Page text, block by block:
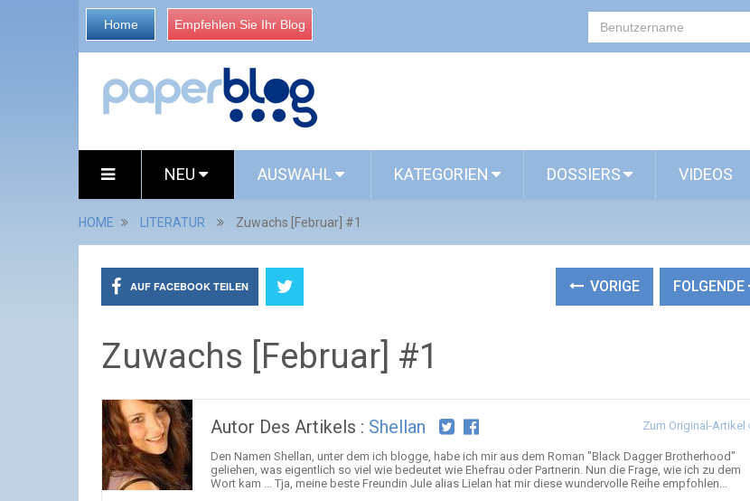
Home Empfehlen Sie Ihr Blog
NEU AUSWAHL KATEGORIEN DOSSIERS VIDEOS
HOME LITERATUR Zuwachs [Februar] #1
AUF FACEBOOK TEILEN VORIGE FOLGENDE
Zuwachs [Februar] #1
Autor Des Artikels : Shellan Zum Original-Artikel
Den Namen Shellan, unter dem ich blogge, habe ich mir aus dem Roman "Black Dagger Brotherhood"
geliehen, was eigentlich so viel wie bedeutet wie Ehefrau oder Partnerin. Nun die Frage, wie ich zu dem
Wort kam ... Tja, meine beste Freundin Jule alias Lielan hat mir diese wundervolle Reihe empfohlen...